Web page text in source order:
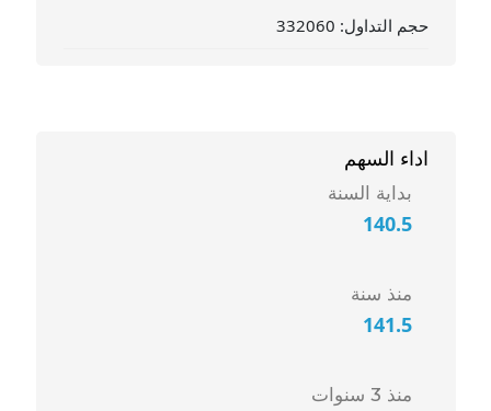
حجم التداول: 332060
اداء السهم
بداية السنة
140.5
منذ سنة
141.5
منذ 3 سنوات